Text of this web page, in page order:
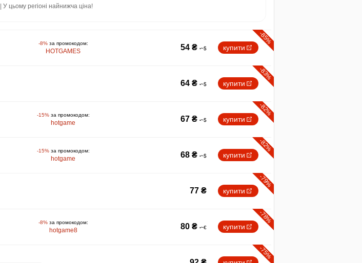
| У цьому регіоні найнижча ціна!
-8%за промокодом:
HOTGAMES
-85%
54 ₴ купити
-83%
64 ₴ купити
-15%за промокодом:
hotgame
-82%
67 ₴ купити
-15%за промокодом:
hotgame
-82%
68 ₴ купити
-79%
77 ₴ купити
-8%за промокодом:
hotgame8
-78%
80 ₴ купити
-75%